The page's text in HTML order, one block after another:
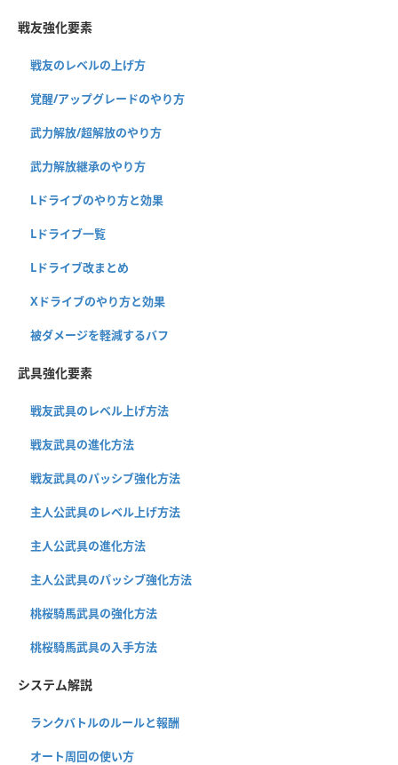
戦友強化要素
戦友のレベルの上げ方
覚醒/アップグレードのやり方
武力解放/超解放のやり方
武力解放継承のやり方
Lドライブのやり方と効果
Lドライブ一覧
Lドライブ改まとめ
Xドライブのやり方と効果
被ダメージを軽減するバフ
武具強化要素
戦友武具のレベル上げ方法
戦友武具の進化方法
戦友武具のパッシブ強化方法
主人公武具のレベル上げ方法
主人公武具の進化方法
主人公武具のパッシブ強化方法
桃桜騎馬武具の強化方法
桃桜騎馬武具の入手方法
システム解説
ランクバトルのルールと報酬
オート周回の使い方